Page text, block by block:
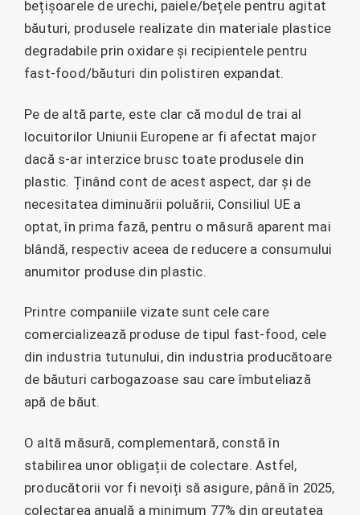
bețișoarele de urechi, paiele/bețele pentru agitat
băuturi, produsele realizate din materiale plastice
degradabile prin oxidare și recipientele pentru
fast-food/băuturi din polistiren expandat.
Pe de altă parte, este clar că modul de trai al
locuitorilor Uniunii Europene ar fi afectat major
dacă s-ar interzice brusc toate produsele din
plastic. Ținând cont de acest aspect, dar și de
necesitatea diminuării poluării, Consiliul UE a
optat, în prima fază, pentru o măsură aparent mai
blândă, respectiv aceea de reducere a consumului
anumitor produse din plastic.
Printre companiile vizate sunt cele care
comercializează produse de tipul fast-food, cele
din industria tutunului, din industria producătoare
de băuturi carbogazoase sau care îmbuteliază
apă de băut.
O altă măsură, complementară, constă în
stabilirea unor obligații de colectare. Astfel,
producătorii vor fi nevoiți să asigure, până în 2025,
colectarea anuală a minimum 77% din greutatea